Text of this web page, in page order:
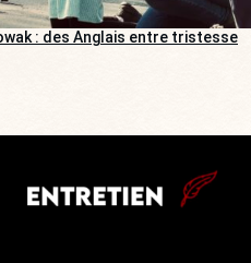
: des Anglais entre tristesse